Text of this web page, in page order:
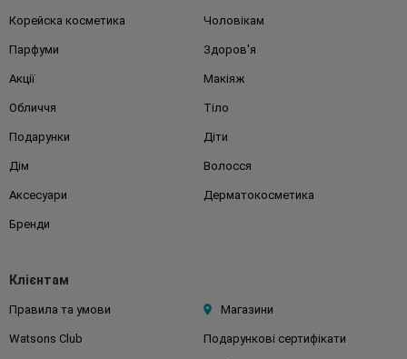
Корейска косметика Чоловікам
Парфуми Здоров'я
Акції Макіяж
Обличчя Тіло
Подарунки Діти
Дім Волосся
Аксесуари Дерматокосметика
Бренди
Клієнтам
Правила та умови Магазини
Watsons Club Подарункові сертифікати